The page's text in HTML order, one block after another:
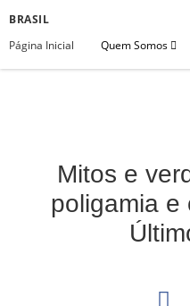
BRASIL
Página Inicial
Quem Somos
Mitos e
poligamia e